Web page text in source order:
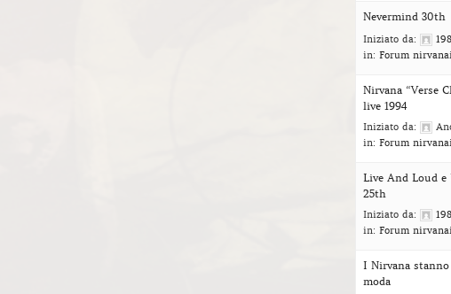
Nevermind 30th
Iniziato da:
in: Forum
Nirvana “Verse
live 1994
Iniziato da:
in: Forum
Live And Loud e
25th
Iniziato da:
in: Forum
I Nirvana
moda